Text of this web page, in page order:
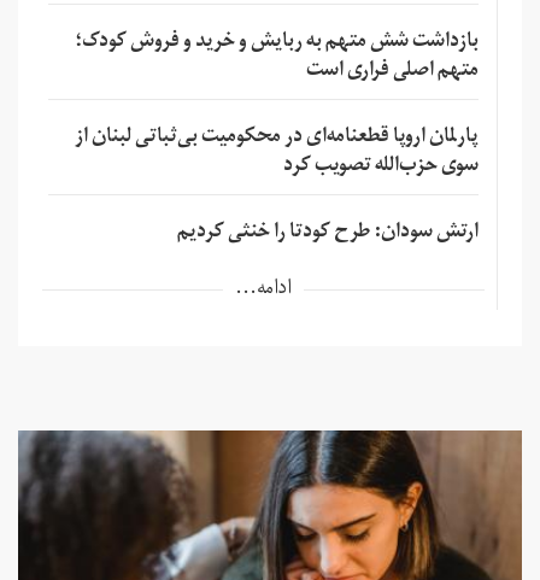
بازداشت شش متهم به ربایش و خرید و فروش کودک؛
متهم اصلی فراری است
پارلمان اروپا قطعنامه‌ای در محکومیت بی‌ثباتی لبنان از
سوی حزب‌الله تصویب کرد
ارتش سودان: طرح کودتا را خنثی کردیم
ادامه...